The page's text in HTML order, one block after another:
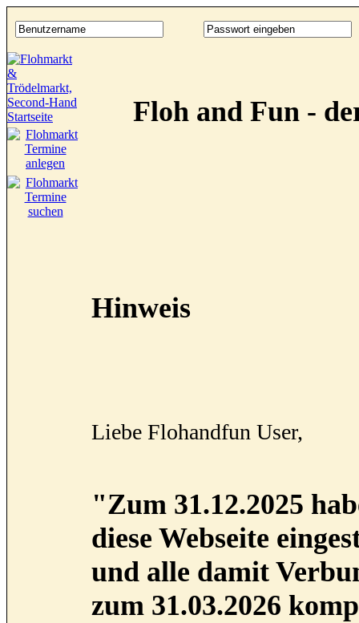
Floh and Fun -
Hinweis
Liebe Flohandfun User,
"Zum 31.12.2025
diese Webseite
und alle damit
zum 31.03.2026